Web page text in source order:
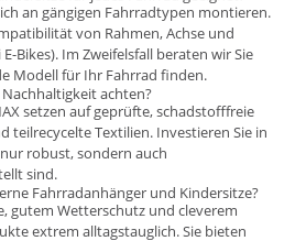
an gängigen Fahrradtypen montieren.
von Rahmen, Achse und
Bikes). Im Zweifelsfall beraten wir Sie
Modell für Ihr Fahrrad finden.
achten?
setzen auf geprüfte, schadstofffreie
teilrecycelte Textilien. Investieren Sie in
robust, sondern auch
sind.
Fahrradanhänger und Kindersitze?
gutem Wetterschutz und cleverem
extrem alltagstauglich. Sie bieten